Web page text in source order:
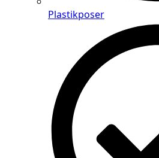
Plastikposer